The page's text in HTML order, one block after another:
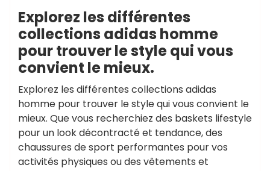
Explorez les différentes
collections adidas homme
pour trouver le style qui vous
convient le mieux.
Explorez les différentes collections adidas
homme pour trouver le style qui vous convient le
mieux. Que vous recherchiez des baskets lifestyle
pour un look décontracté et tendance, des
chaussures de sport performantes pour vos
activités physiques ou des vêtements et